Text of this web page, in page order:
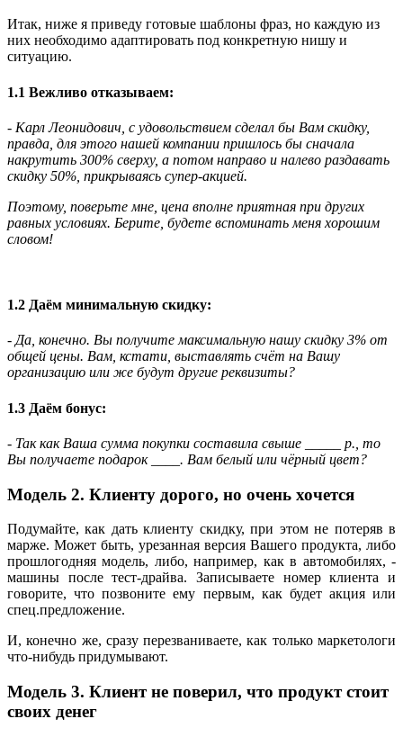
Итак, ниже я приведу готовые шаблоны фраз, но каждую из
них необходимо адаптировать под конкретную нишу и
ситуацию.
1.1 Вежливо отказываем:
- Карл Леонидович, с удовольствием сделал бы Вам скидку,
правда, для этого нашей компании пришлось бы сначала
накрутить 300% сверху, а потом направо и налево раздавать
скидку 50%, прикрываясь супер-акцией.
Поэтому, поверьте мне, цена вполне приятная при других
равных условиях. Берите, будете вспоминать меня хорошим
словом!
1.2 Даём минимальную скидку:
- Да, конечно. Вы получите максимальную нашу скидку 3% от
общей цены. Вам, кстати, выставлять счёт на Вашу
организацию или же будут другие реквизиты?
1.3 Даём бонус:
- Так как Ваша сумма покупки составила свыше _____ р., то
Вы получаете подарок ____. Вам белый или чёрный цвет?
Модель 2. Клиенту дорого, но очень хочется
Подумайте, как дать клиенту скидку, при этом не потеряв в
марже. Может быть, урезанная версия Вашего продукта, либо
прошлогодняя модель, либо, например, как в автомобилях, -
машины после тест-драйва. Записываете номер клиента и
говорите, что позвоните ему первым, как будет акция или
спец.предложение.
И, конечно же, сразу перезваниваете, как только маркетологи
что-нибудь придумывают.
Модель 3. Клиент не поверил, что продукт стоит
своих денег